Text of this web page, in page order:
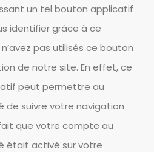
un tel bouton applicatif
identifier grâce à ce
pas utilisés ce bouton
de notre site. En effet, ce
peut permettre au
de suivre votre navigation
que votre compte au
était activé sur votre